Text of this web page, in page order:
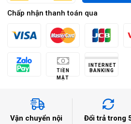
Chấp nhận thanh toán qua
TIỀN
MẶT
INTERNET
BANKING
Vận chuyển nội
Đổi trả trong